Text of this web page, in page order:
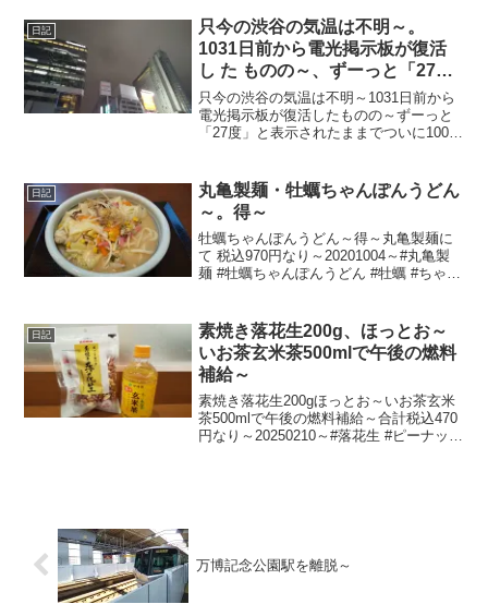
日記
只今の渋谷の気温は不明～。
1031日前から電光掲示板が復活
し た ものの～、ずーっと「27
度」と表示されたままで、ついに
1003日 前か ら電源オフ状態
只今の渋谷の気温は不明～1031日前から
電光掲示板が復活したものの～ずーっと
「27度」と表示されたままでついに1003
谷 #shibuya #気温
日記
丸亀製麺・牡蠣ちゃんぽんうどん
～。得～
牡蠣ちゃんぽんうどん～得～丸亀製麺に
て 税込970円なり～20201004～#丸亀製
麺 #牡蠣ちゃんぽんうどん #牡蠣 #ちゃん
日記
素焼き落花生200g、ほっとお～
いお茶玄米茶500mlで午後の燃料
補給～
素焼き落花生200gほっとお～いお茶玄米
茶500mlで午後の燃料補給～合計税込470
円なり～20250210～#落花生 #ピーナッツ
万博記念公園駅を離脱～